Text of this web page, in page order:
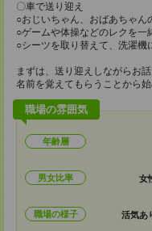
〇車で送り迎え
○おじいちゃん、おばあちゃん
○ゲームや体操などのレクを一
○シーツを取り替えて、洗濯機
まずは、送り迎えしながらお
名前を覚えてもらうことから始
職場の雰囲気
年齢層
男女比率 女
職場の様子 活気あ